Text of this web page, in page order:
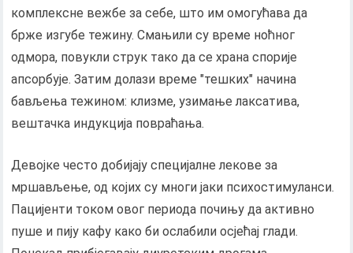
комплексне вежбе за себе, што им омогућава да
брже изгубе тежину. Смањили су време ноћног
одмора, повукли струк тако да се храна спорије
апсорбује. Затим долази време "тешких" начина
бављења тежином: клизме, узимање лаксатива,
вештачка индукција повраћања.
Девојке често добијају специјалне лекове за
мршављење, од којих су многи јаки психостимуланси.
Пацијенти током овог периода почињу да активно
пуше и пију кафу како би ослабили осјећај глади.